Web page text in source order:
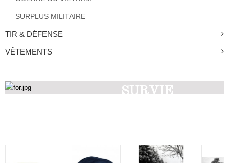
SURPLUS MILITAIRE
TIR & DÉFENSE
VÊTEMENTS
SURVIE